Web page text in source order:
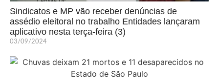
Sindicatos e MP vão receber denúncias de
assédio eleitoral no trabalho Entidades lançaram
aplicativo nesta terça-feira (3)
03/09/2024